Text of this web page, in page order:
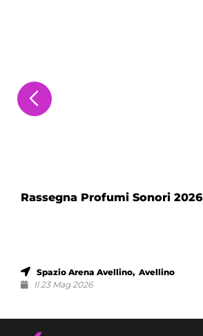
Rassegna Profumi Sonori 2026
Spazio Arena Avellino, Avellino
Il 23 Mag 2026